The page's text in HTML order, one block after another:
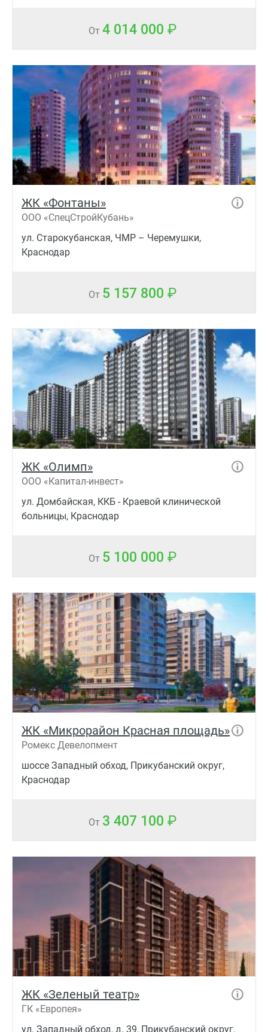
От 4 014 000
ЖК «Фонтаны»
ООО «СпецСтройКубань»
ул. Старокубанская, ЧМР – Черемушки,
Краснодар
От 5 157 800
ЖК «Олимп»
ООО «Капитал-инвест»
ул. Домбайская, ККБ - Краевой клинической
больницы, Краснодар
От 5 100 000
ЖК «Микрорайон Красная площадь»
Ромекс Девелопмент
шоссе Западный обход, Прикубанский округ,
Краснодар
От 3 407 100
ЖК «Зеленый театр»
ГК «Европея»
ул. Западный обход, д. 39, Прикубанский округ,